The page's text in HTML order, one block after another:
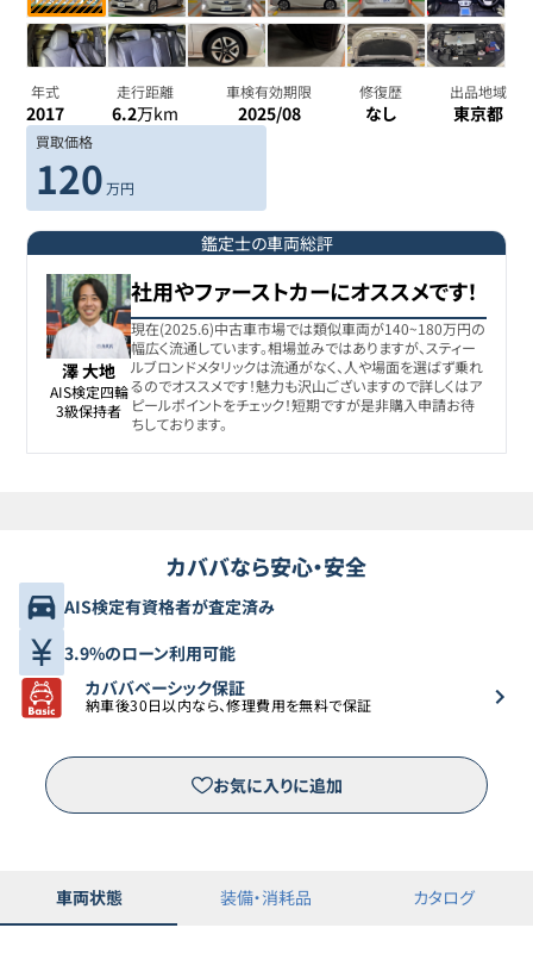
年式
2017
走行距離
6.2万km
車検有効期限
2025/08
修復歴
なし
出品地域
東京都
買取価格
120 万円
鑑定士の車両総評
澤 大地
AIS検定四輪
3級保持者
社用やファーストカーにオススメです！
現在(2025.6)中古車市場では類似車両が140~180万円の
幅広く流通しています。相場並みではありますが、スティー
ルブロンドメタリックは流通がなく、人や場面を選ばず乗れ
るのでオススメです！魅力も沢山ございますので詳しくはア
ピールポイントをチェック！短期ですが是非購入申請お待
ちしております。
カババなら安心・安全
AIS検定有資格者が査定済み
3.9%のローン利用可能
カババベーシック保証
納車後30日以内なら、修理費用を無料で保証
お気に入りに追加
車両状態 装備・消耗品 カタログ